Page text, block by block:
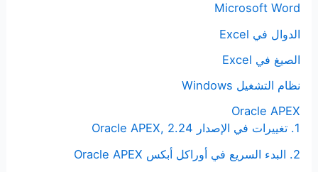
Microsoft Word
الدوال في Excel
الصيغ في Excel
نظام التشغيل Windows
Oracle APEX
1. تغييرات في الإصدار Oracle APEX, 2.24
2. البدء السريع في أوراكل أبكس Oracle APEX